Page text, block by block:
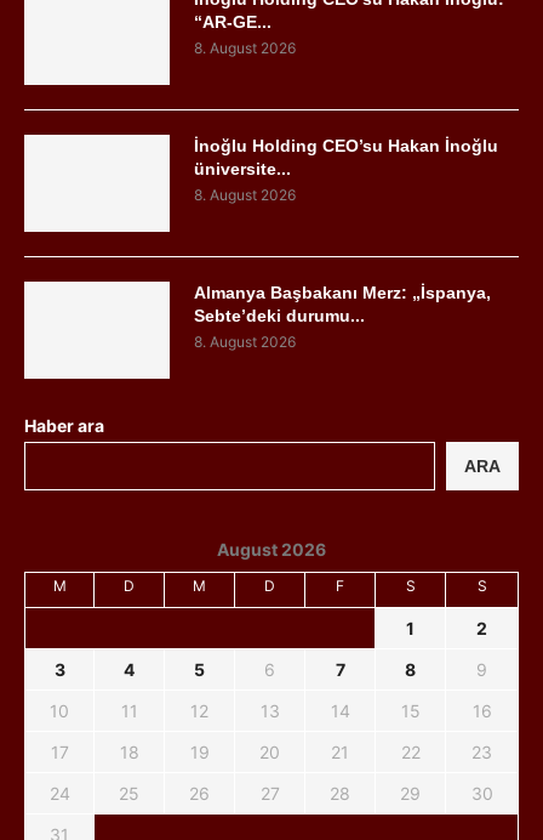
“AR-GE...
8. August 2026
İnoğlu Holding CEO’su Hakan İnoğlu
üniversite...
8. August 2026
Almanya Başbakanı Merz: „İspanya,
Sebte’deki durumu...
8. August 2026
Haber ara
ARA
August 2026
M D M D F S S
1
2
3
4 5 6 7 8
9
10
11 12 13 14 15
16
17
18 19 20 21 22
23
24
25 26 27 28 29
30
31